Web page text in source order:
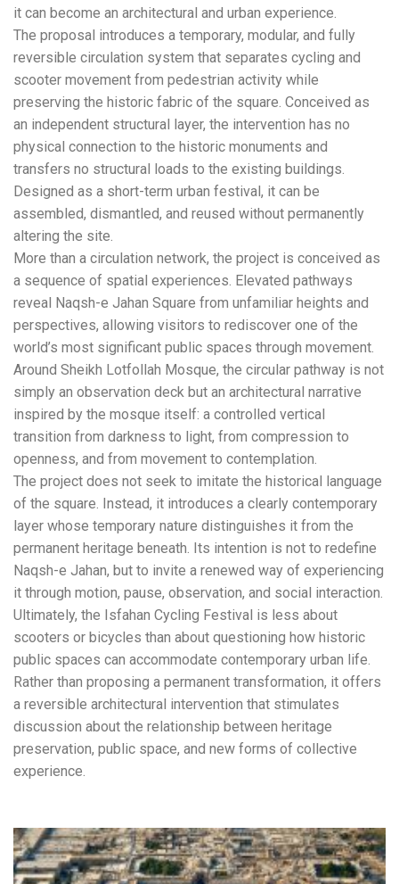
it can become an architectural and urban experience.
The proposal introduces a temporary, modular, and fully
reversible circulation system that separates cycling and
scooter movement from pedestrian activity while
preserving the historic fabric of the square. Conceived as
an independent structural layer, the intervention has no
physical connection to the historic monuments and
transfers no structural loads to the existing buildings.
Designed as a short-term urban festival, it can be
assembled, dismantled, and reused without permanently
altering the site.
More than a circulation network, the project is conceived as
a sequence of spatial experiences. Elevated pathways
reveal Naqsh-e Jahan Square from unfamiliar heights and
perspectives, allowing visitors to rediscover one of the
world’s most significant public spaces through movement.
Around Sheikh Lotfollah Mosque, the circular pathway is not
simply an observation deck but an architectural narrative
inspired by the mosque itself: a controlled vertical
transition from darkness to light, from compression to
openness, and from movement to contemplation.
The project does not seek to imitate the historical language
of the square. Instead, it introduces a clearly contemporary
layer whose temporary nature distinguishes it from the
permanent heritage beneath. Its intention is not to redefine
Naqsh-e Jahan, but to invite a renewed way of experiencing
it through motion, pause, observation, and social interaction.
Ultimately, the Isfahan Cycling Festival is less about
scooters or bicycles than about questioning how historic
public spaces can accommodate contemporary urban life.
Rather than proposing a permanent transformation, it offers
a reversible architectural intervention that stimulates
discussion about the relationship between heritage
preservation, public space, and new forms of collective
experience.